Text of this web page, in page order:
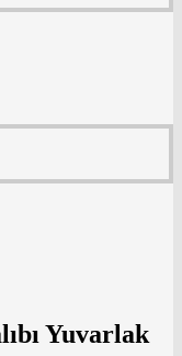
Yuvarlak